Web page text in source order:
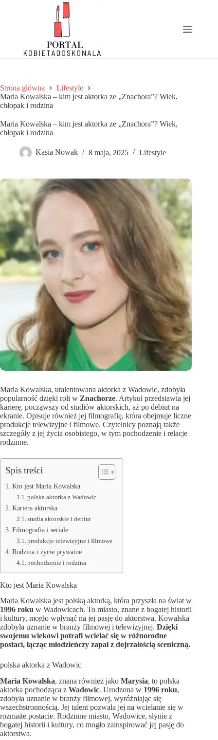
Strona główna
Lifestyle
Maria Kowalska – kim jest aktorka ze „Znachora”? Wiek,
chłopak i rodzina
Maria Kowalska – kim jest aktorka ze „Znachora”? Wiek,
chłopak i rodzina
Kasia Nowak 8 maja, 2025 Lifestyle
Maria Kowalska, utalentowana aktorka z Wadowic, zdobyła
popularność dzięki roli w Znachorze. Artykuł przedstawia jej
karierę, począwszy od studiów aktorskich, aż po debiut na
ekranie. Opisuje również jej filmografię, która obejmuje liczne
produkcje telewizyjne i filmowe. Czytelnicy poznają także
szczegóły z jej życia osobistego, w tym pochodzenie i relacje
rodzinne.
Spis treści
Kto jest Maria Kowalska
polska aktorka z Wadowic
Kariera aktorska
studia aktorskie i debiut
Filmografia i seriale
produkcje telewizyjne i filmowe
Rodzina i życie prywatne
pochodzenie i rodzina
Kto jest Maria Kowalska
Maria Kowalska jest polską aktorką, która przyszła na świat w
1996 roku w Wadowicach. To miasto, znane z bogatej historii
i kultury, mogło wpłynąć na jej pasję do aktorstwa. Kowalska
zdobyła uznanie w branży filmowej i telewizyjnej. Dzięki
swojemu wiekowi potrafi wcielać się w różnorodne
postaci, łącząc młodzieńczy zapał z dojrzałością sceniczną.
polska aktorka z Wadowic
Maria Kowalska, znana również jako Marysia, to polska
aktorka pochodząca z Wadowic. Urodzona w 1996 roku,
zdobyła uznanie w branży filmowej, wyróżniając się
wszechstronnością. Jej talent pozwala jej na wcielanie się w
rozmaite postacie. Rodzinne miasto, Wadowice, słynie z
bogatej historii i kultury, co mogło zainspirować jej pasję do
aktorstwa.